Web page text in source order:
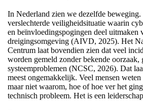
In Nederland zien we dezelfde
verslechterde veiligheidsituatie waarin
en beïnvloedingspogingen deel uitmaken
dreigingsomgeving (AIVD, 2025). Het
Centrum laat bovendien zien dat veel
worden gemeld zonder bekende
systeemproblemen (NCSC, 2026). Dat
meest ongemakkelijk. Veel mensen weten
maar niet waarom, hoe of hoe ver het
technisch probleem. Het is een